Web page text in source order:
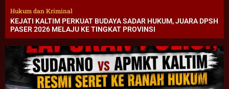
Hukum dan Kriminal
KEJATI KALTIM PERKUAT BUDAYA SADAR HUKUM, JUARA DPSH
PASER 2026 MELAJU KE TINGKAT PROVINSI